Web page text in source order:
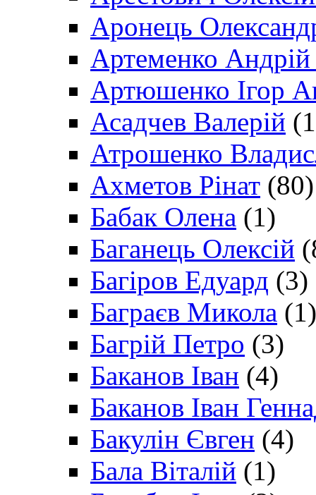
Аронець
Артеменко Андрій
Артюшенко Ігор
Асадчев Валерій
Атрошенко
Ахметов Рінат (80)
Бабак Олена (1)
Баганець Олексій
Багіров Едуард (3)
Баграєв Микола (1)
Багрій Петро (3)
Баканов Іван (4)
Баканов Іван
Бакулін Євген (4)
Бала Віталій (1)